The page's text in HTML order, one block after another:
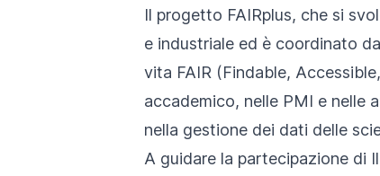
Il progetto FAIRplus, che si
e industriale ed è coordinato
vita FAIR (Findable,
accademico, nelle PMI e nelle
nella gestione dei dati delle
A guidare la partecipazione di